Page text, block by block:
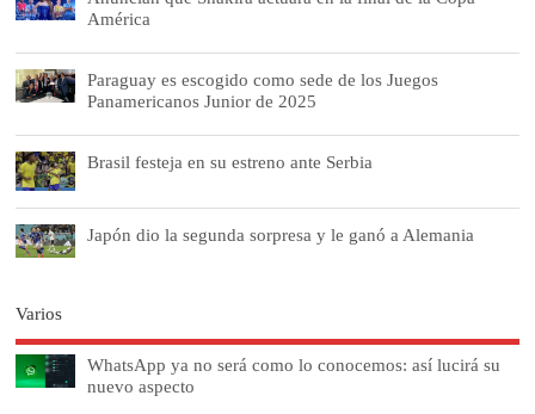
América
Paraguay es escogido como sede de los Juegos
Panamericanos Junior de 2025
Brasil festeja en su estreno ante Serbia
Japón dio la segunda sorpresa y le ganó a Alemania
Varios
WhatsApp ya no será como lo conocemos: así lucirá su
nuevo aspecto